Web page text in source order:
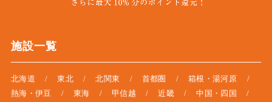
施設一覧
北海道 東北 北関東 首都圏
箱根・湯河原
熱海・伊豆
東海 甲信越 近畿
中国・四国